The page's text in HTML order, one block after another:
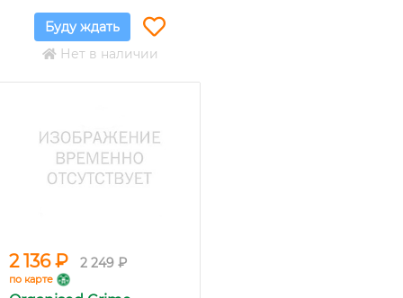
Буду ждать
Нет в наличии
2 136 ₽ 2 249 ₽
по карте